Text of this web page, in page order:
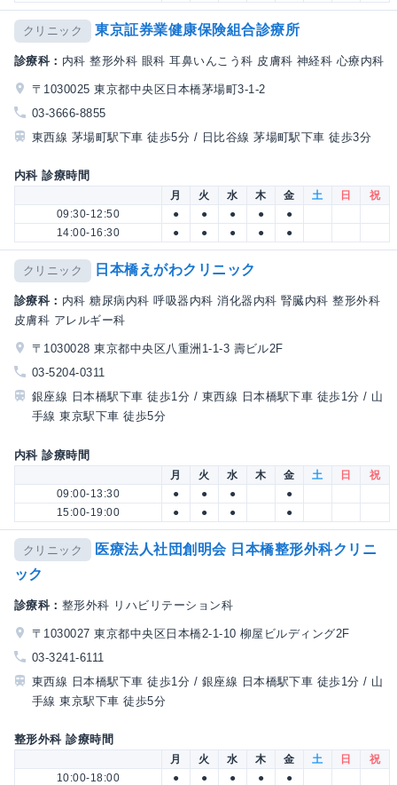
クリニック 東京証券業健康保険組合診療所
診療科： 内科 整形外科 眼科 耳鼻いんこう科 皮膚科 神経科 心療内科
〒1030025 東京都中央区日本橋茅場町3-1-2
03-3666-8855
東西線 茅場町駅下車 徒歩5分 / 日比谷線 茅場町駅下車 徒歩3分
内科 診療時間
月 火 水 木 金 土 日
祝
09:30-12:50
● ● ● ●
●
14:00-16:30
● ● ● ● ●
クリニック 日本橋えがわクリニック
診療科： 内科 糖尿病内科 呼吸器内科 消化器内科 腎臓内科 整形外科
皮膚科 アレルギー科
〒1030028 東京都中央区八重洲1-1-3 壽ビル2F
03-5204-0311
銀座線 日本橋駅下車 徒歩1分 / 東西線 日本橋駅下車 徒歩1分 / 山
手線 東京駅下車 徒歩5分
内科 診療時間
月 火 水 木 金 土 日
祝
09:00-13:30
● ● ●
●
15:00-19:00
● ● ● ●
クリニック
医療法人社団創明会 日本橋整形外科クリニ
ック
診療科： 整形外科 リハビリテーション科
〒1030027 東京都中央区日本橋2-1-10 柳屋ビルディング2F
03-3241-6111
東西線 日本橋駅下車 徒歩1分 / 銀座線 日本橋駅下車 徒歩1分 / 山
手線 東京駅下車 徒歩5分
整形外科 診療時間
月 火 水 木 金 土 日
祝
10:00-18:00
● ● ● ● ●